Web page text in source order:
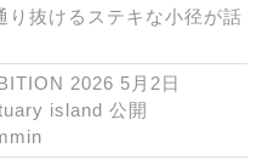
り抜けるステキな小径が話
2026 5月2日
island 公開